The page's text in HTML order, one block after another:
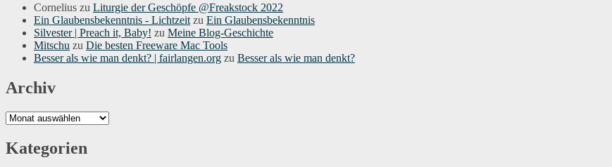
Cornelius zu Liturgie der Geschöpfe @Freakstock 2022
Ein Glaubensbekenntnis - Lichtzeit zu Ein Glaubensbekenntnis
Silvester | Preach it, Baby! zu Meine Blog-Geschichte
Mitschu zu Die besten Freeware Mac Tools
Besser als wie man denkt? | fairlangen.org zu Besser als wie man denkt?
Archiv
Archiv
Kategorien